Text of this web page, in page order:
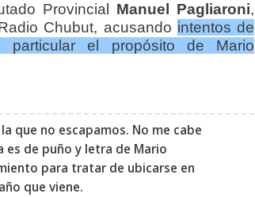
Provincial Manuel Pagliaroni,
Chubut, acusando intentos de
el propósito de Mario
que no escapamos. No me cabe
de puño y letra de Mario
para tratar de ubicarse en
que viene.